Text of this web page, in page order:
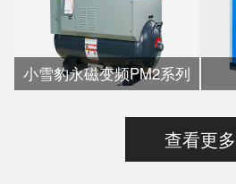
小雪豹永磁变频PM2系列
查看更多